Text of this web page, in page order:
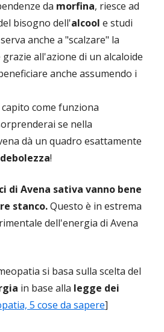
da morfina, riesce ad
bisogno dell'alcool e studi
anche a "scalzare" la
all'azione di un alcaloide
anche assumendo i
come funziona
se nella
dà un quadro esattamente
!
di Avena sativa vanno bene
stanco.Questo è in estrema
dell'energia di Avena
si basa sulla scelta del
in base alla legge dei
5 cose da sapere]